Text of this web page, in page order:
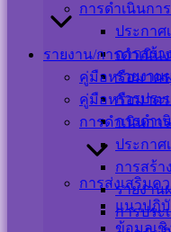
การดำเนินกา
ประกาศ
การสร้า
รายงาน
การประ
การดำเ
การส่งเสริมค
แนวปฏิบั
ข้อมูลเชิ
รายงาน/การดำเนิน
คู่มือหรือมาต
คู่มือหรือมาต
การดำเนินกา
ประกาศ
การสร้
รายงาน
การประ
Users Today : 31
Users This Month : 275
Users This Year : 12044
Total Users : 39374
Who's Online : 0
Your IP Address :
WPS Visitor Counter
เครือข่ายสังคมอ